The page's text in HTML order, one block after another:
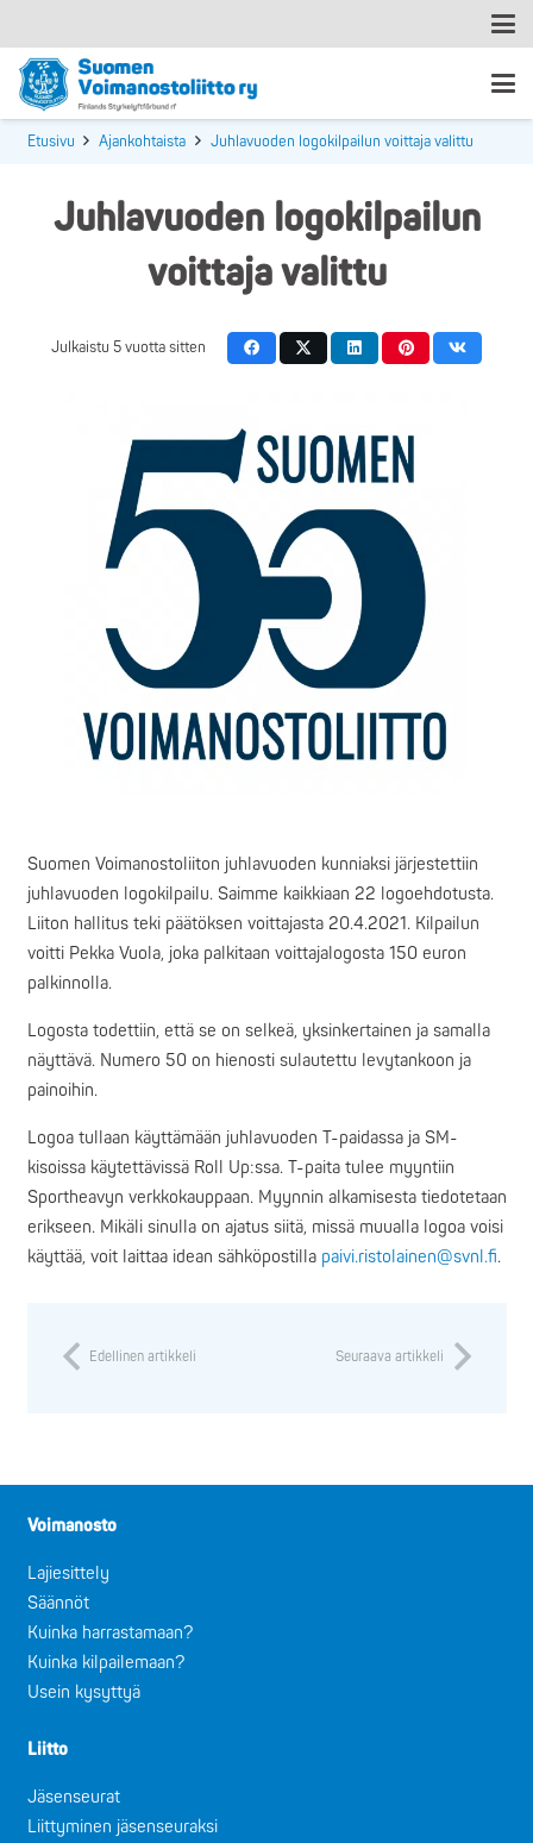
Etusivu Ajankohtaista Juhlavuoden logokilpailun voittaja valittu
Juhlavuoden logokilpailun
voittaja valittu
Julkaistu5 vuotta sitten
Suomen Voimanostoliiton juhlavuoden kunniaksi järjestettiin
juhlavuoden logokilpailu. Saimme kaikkiaan 22 logoehdotusta.
Liiton hallitus teki päätöksen voittajasta 20.4.2021. Kilpailun
voitti Pekka Vuola, joka palkitaan voittajalogosta 150 euron
palkinnolla.
Logosta todettiin, että se on selkeä, yksinkertainen ja samalla
näyttävä. Numero 50 on hienosti sulautettu levytankoon ja
painoihin.
Logoa tullaan käyttämään juhlavuoden T-paidassa ja SM-
kisoissa käytettävissä Roll Up:ssa. T-paita tulee myyntiin
Sportheavyn verkkokauppaan. Myynnin alkamisesta tiedotetaan
erikseen. Mikäli sinulla on ajatus siitä, missä muualla logoa voisi
käyttää, voit laittaa idean sähköpostilla paivi.ristolainen@svnl.fi.
Edellinen artikkeli Seuraava artikkeli
Voimanosto
Lajiesittely
Säännöt
Kuinka harrastamaan?
Kuinka kilpailemaan?
Usein kysyttyä
Liitto
Jäsenseurat
Liittyminen jäsenseuraksi